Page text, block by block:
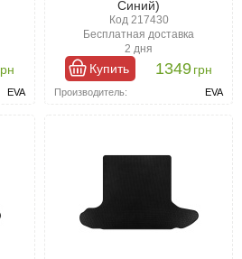
EVA
Синий)
Код 217430
Бесплатная доставка
2 дня
Купить 1349грн
Производитель: EVA